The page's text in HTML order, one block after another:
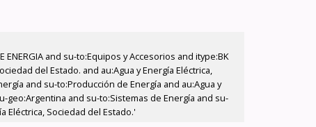
and su-to:Equipos y Accesorios and itype:BK
del Estado. and au:Agua y Energía Eléctrica,
and su-to:Producción de Energía and au:Agua y
geo:Argentina and su-to:Sistemas de Energía and su-
Eléctrica, Sociedad del Estado.'